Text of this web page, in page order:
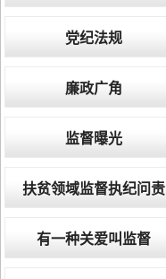
党纪法规
廉政广角
监督曝光
扶贫领域监督执纪问责
有一种关爱叫监督